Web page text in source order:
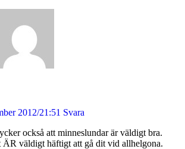
2012/21:51 Svara
också att minneslundar är väldigt bra.
ÄR väldigt häftigt att gå dit vid allhelgona.